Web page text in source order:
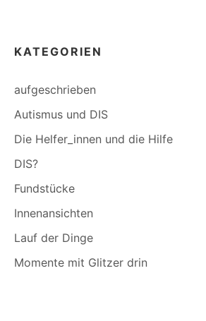
KATEGORIEN
aufgeschrieben
Autismus und DIS
Die Helfer_innen und die Hilfe
DIS?
Fundstücke
Innenansichten
Lauf der Dinge
Momente mit Glitzer drin